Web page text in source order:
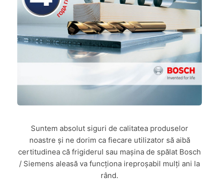
Suntem absolut siguri de calitatea produselor
noastre și ne dorim ca fiecare utilizator să aibă
certitudinea că frigiderul sau mașina de spălat Bosch
/ Siemens aleasă va funcționa ireproșabil mulți ani la
rând.